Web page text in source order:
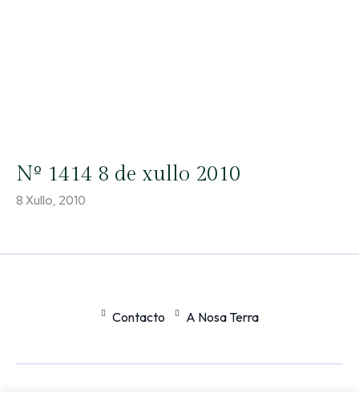
Nº 1414 8 de xullo 2010
8 Xullo, 2010
Contacto A Nosa Terra